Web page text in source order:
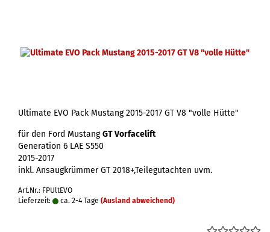
Ultimate EVO Pack Mustang 2015-2017 GT V8 "volle Hütte"
für den Ford MustangGT Vorfacelift
Generation 6 LAE S550
2015-2017
inkl. Ansaugkrümmer GT 2018+,Teilegutachten uvm.
Art.Nr.: FPUltEVO
Lieferzeit:
ca. 2-4 Tage (Ausland abweichend)